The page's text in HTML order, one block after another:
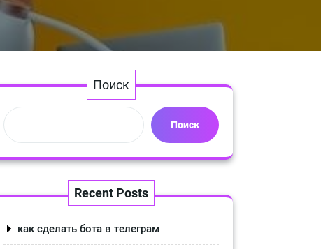
Поиск
Поиск
Recent Posts
как сделать бота в телеграм